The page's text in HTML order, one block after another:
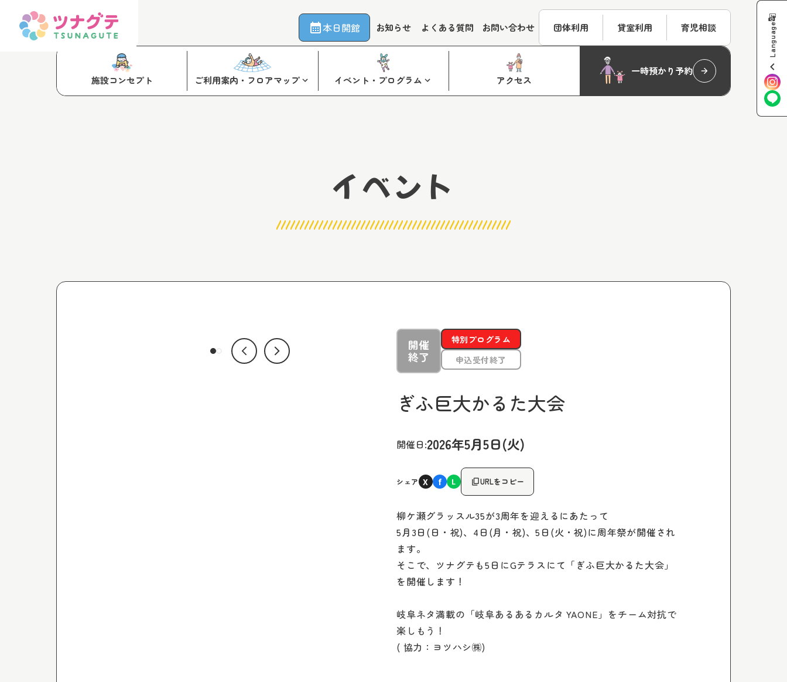
本日開館 お知らせ よくある質問 お問い合わせ 団体利用 貸室利用 育児相談
施設コンセプト ご利用案内・フロアマップ イベント・プログラム アクセス
一時預かり予約
Language
イベント
開催
終了
特別プログラム
申込受付終了
ぎふ巨大かるた大会
開催日:2026年5月5日(火)
シェア X f L content_copyURLをコピー
柳ケ瀬グラッスル35が3周年を迎えるにあたって
5月3日(日・祝)、4日(月・祝)、5日(火・祝)に周年祭が開催され
ます。
そこで、ツナグテも5日にGテラスにて「ぎふ巨大かるた大会」
を開催します！
岐阜ネタ満載の「岐阜あるあるカルタ YAONE」をチーム対抗で
楽しもう！
( 協力：ヨツハシ㈱)